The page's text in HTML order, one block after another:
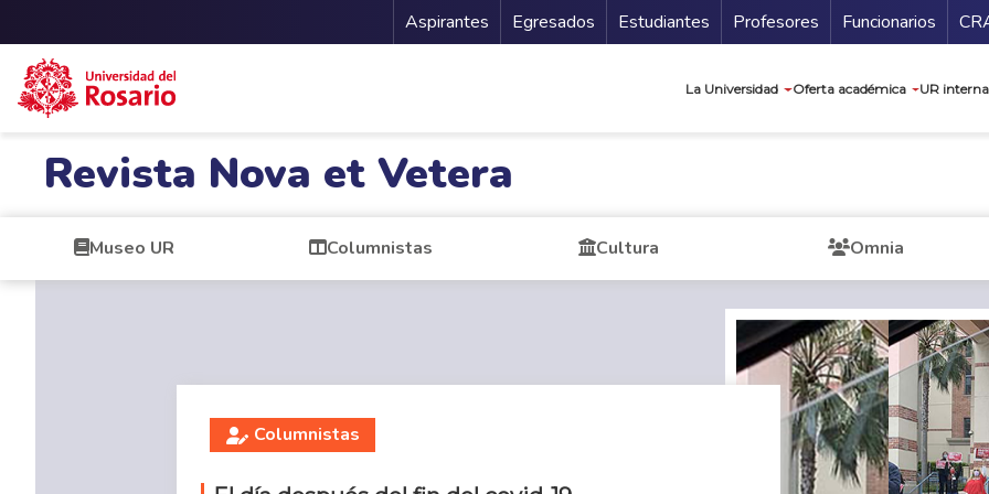
Menu Secundario
Aspirantes Egresados Estudiantes Profesores Funcionarios
La Universidad Oferta académica UR
Revista Nova et Vetera
Museo UR Columnistas Cultura Omnia
Columnistas